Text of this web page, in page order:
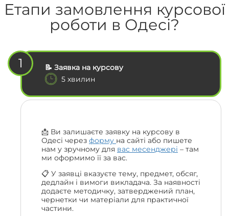
Етапи замовлення курсової
роботи в Одесі?
1
📝 Заявка на курсову
5 хвилин
📩 Ви залишаєте заявку на курсову в
Одесі через форму на сайті або пишете
нам у зручному для вас месенджері – там
ми оформимо її за вас.
📋 У заявці вказуєте тему, предмет, обсяг,
дедлайн і вимоги викладача. За наявності
додаєте методичку, затверджений план,
чернетки чи матеріали для практичної
частини.